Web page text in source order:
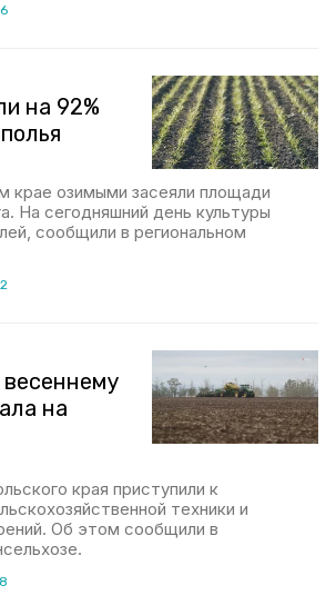
на 92%
крае озимыми засеяли площади
На сегодняшний день культуры
сообщили в региональном
весеннему
на
края приступили к
техники и
Об этом сообщили в